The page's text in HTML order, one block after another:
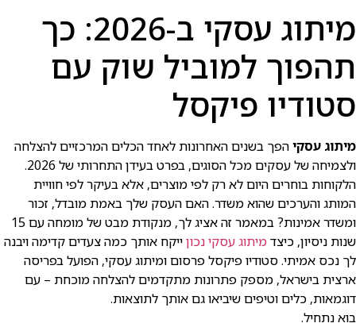
מיתוג עסקי ב-2026: כך
תהפוך למוביל שוק עם
סטודיו פיקסל
מיתוג עסקיהפך בשנים האחרונות לאחד הכלים המרכזיים להצלחה
ולצמיחה של עסקים מכל הסוגים, בפרט בעידן התחרותי של 2026.
הלקוחות בוחרים היום לא רק לפי מוצרים, אלא בעיקר לפי חוויית
המותג והערכים שהוא משדר. האם העסק שלך באמת מובדל, זכור
ומשדר אמינות? במאמר זה אציג לך, מנקודת מבט של מומחה עם 15
שנות ניסיון, כיצדמיתוג עסקי נכוןייקח אותך כמה צעדים קדימה ויבנה
לך נכס אמיתי. סטודיו פיקסל פרסום ומיתוג עסקי, הפועל בפריסה
ארצית בישראל, מספק פתרונות מתקדמים להצלחה מוכחת – עם
דוגמאות, כלים וטיפים שיביאו גם אותך לתוצאות.
בוא נתחיל.